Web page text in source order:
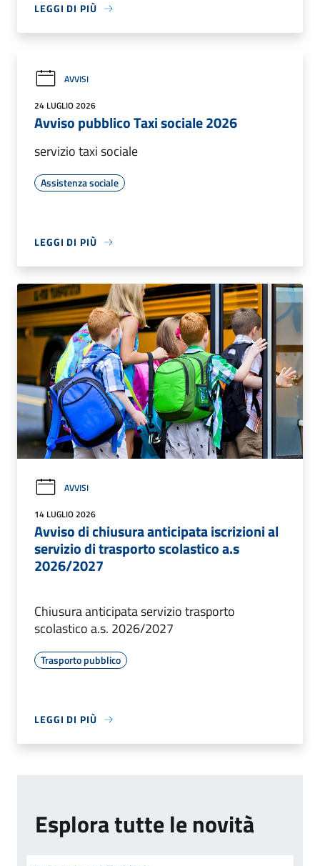
LEGGI DI PIÙ
AVVISI
24 LUGLIO 2026
Avviso pubblico Taxi sociale 2026
servizio taxi sociale
Assistenza sociale
LEGGI DI PIÙ
AVVISI
14 LUGLIO 2026
Avviso di chiusura anticipata iscrizioni al
servizio di trasporto scolastico a.s
2026/2027
Chiusura anticipata servizio trasporto
scolastico a.s. 2026/2027
Trasporto pubblico
LEGGI DI PIÙ
Esplora tutte le novità